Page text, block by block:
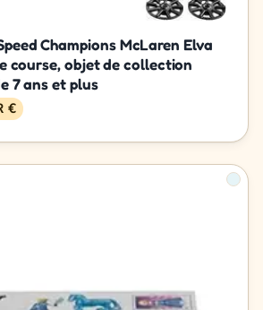
Champions McLaren Elva
course, objet de collection
7 ans et plus
€